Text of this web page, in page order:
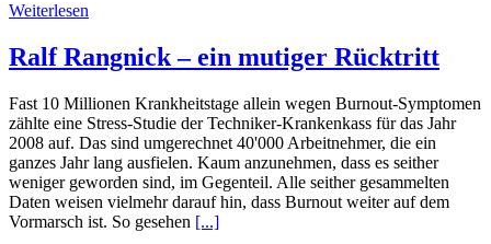
Weiterlesen
Ralf Rangnick – ein mutiger Rücktritt
Fast 10 Millionen Krankheitstage allein wegen Burnout-Symptomen
zählte eine Stress-Studie der Techniker-Krankenkass für das Jahr
2008 auf. Das sind umgerechnet 40'000 Arbeitnehmer, die ein
ganzes Jahr lang ausfielen. Kaum anzunehmen, dass es seither
weniger geworden sind, im Gegenteil. Alle seither gesammelten
Daten weisen vielmehr darauf hin, dass Burnout weiter auf dem
Vormarsch ist. So gesehen [...]